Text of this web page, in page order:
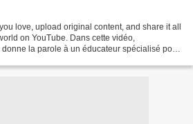
love, upload original content, and share it all
on YouTube. Dans cette vidéo,
la parole à un éducateur spécialisé pour